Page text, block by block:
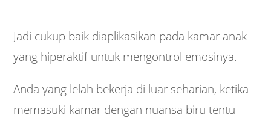
Jadi cukup baik diaplikasikan pada kamar anak
yang hiperaktif untuk mengontrol emosinya.
Anda yang lelah bekerja di luar seharian, ketika
memasuki kamar dengan nuansa biru tentu